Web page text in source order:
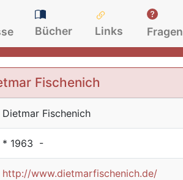
Bücher Links Fragen
Fischenich
Dietmar Fischenich
* 1963 -
http://www.dietmarfischenich.de/